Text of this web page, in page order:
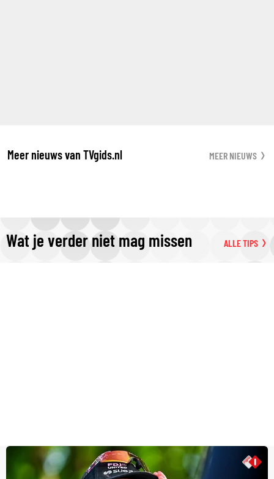
Meer nieuws van TVgids.nl MEER NIEUWS
Wat je verder niet mag missen ALLE TIPS